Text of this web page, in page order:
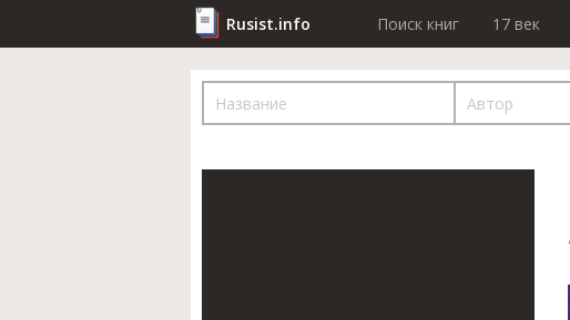
Rusist.info Поиск книг 17 век